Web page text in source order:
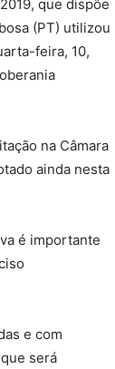
que dispõe
(PT) utilizou
feira, 10,
na Câmara
ainda nesta
é importante
e com
será